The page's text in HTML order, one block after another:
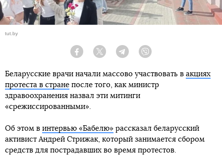
tut.by
Facebook Twitter Telegram
Беларусские врачи начали массово участвовать в акциях
протеста в стране после того, как министр
здравоохранения назвал эти митинги
«срежиссированными».
Об этом в интервью «Бабелю» рассказал беларусский
активист Андрей Стрижак, который занимается сбором
средств для пострадавших во время протестов.